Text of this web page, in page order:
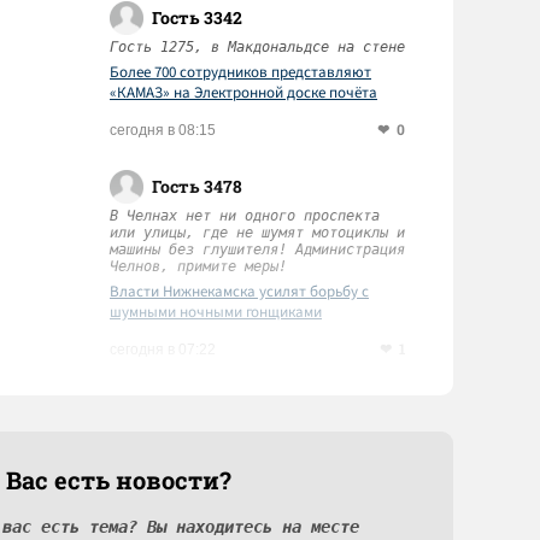
Гость 3342
Гость 1275, в Макдональдсе на стене
Более 700 сотрудников представляют
«КАМАЗ» на Электронной доске почёта
сегодня в 08:15 0
Гость 3478
В Челнах нет ни одного проспекта
или улицы, где не шумят мотоциклы и
машины без глушителя! Администрация
Челнов, примите меры!
Власти Нижнекамска усилят борьбу с
шумными ночными гонщиками
есть новости?
есть тема? Вы находитесь на месте